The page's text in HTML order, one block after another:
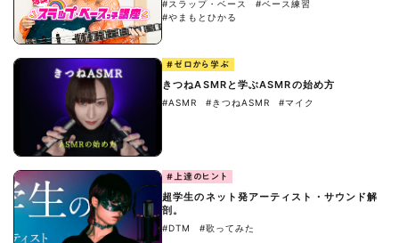
#スラップ・ベース
#ベース練習
#やまもとひかる
#ゼロから学ぶ
きつねASMRと学ぶASMRの始め方
#ASMR #きつねASMR #マイク
#上達のヒント
超学生のネット発アーティスト・サウンド解
剖。
#DTM #歌ってみた